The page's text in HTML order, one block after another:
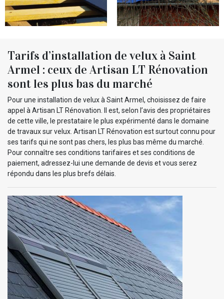
Tarifs d’installation de velux à Saint
Armel : ceux de Artisan LT Rénovation
sont les plus bas du marché
Pour une installation de velux à Saint Armel, choisissez de faire
appel à Artisan LT Rénovation. Il est, selon l’avis des propriétaires
de cette ville, le prestataire le plus expérimenté dans le domaine
de travaux sur velux. Artisan LT Rénovation est surtout connu pour
ses tarifs qui ne sont pas chers, les plus bas même du marché.
Pour connaître ses conditions tarifaires et ses conditions de
paiement, adressez-lui une demande de devis et vous serez
répondu dans les plus brefs délais.